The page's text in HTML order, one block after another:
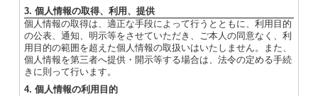
3. 個人情報の取得、利用、提供
個人情報の取得は、適正な手段によって行うとともに、利用目的
の公表、通知、明示等をさせていただき、ご本人の同意なく、利
用目的の範囲を超えた個人情報の取扱いはいたしません。また、
個人情報を第三者へ提供・開示等する場合は、法令の定める手続
きに則って行います。
4. 個人情報の利用目的